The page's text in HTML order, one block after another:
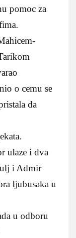
pomoc za
o cemu se
da
ulaze i dva
i Admir
ljubusaka u
u odboru